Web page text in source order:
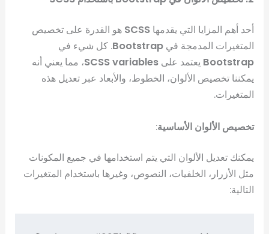
أحد أهم المزايا التي يقدمهاSCSS هو القدرة على تخصيص
المتغيرات المدمجة فيBootstrap. كل شيء في
Bootstrap يعتمد علىSCSS variables، مما يعني أنه
يمكننا تخصيص الألوان، الخطوط، والأبعاد عبر تعديل هذه
المتغيرات.
تخصيص الألوان الأساسية:
يمكنك تعديل الألوان التي يتم استخدامها في جميع المكونات
مثل الأزرار، الخلفيات، النصوص، وغيرها باستخدام المتغيرات
التالية: